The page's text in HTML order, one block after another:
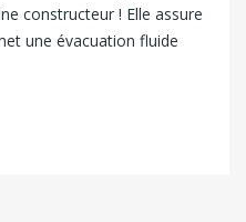
constructeur ! Elle assure
une évacuation fluide